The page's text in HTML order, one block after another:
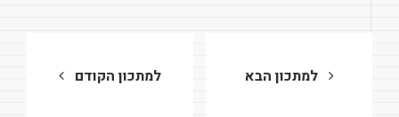
ניווט
למתכון הקודם למתכון הבא